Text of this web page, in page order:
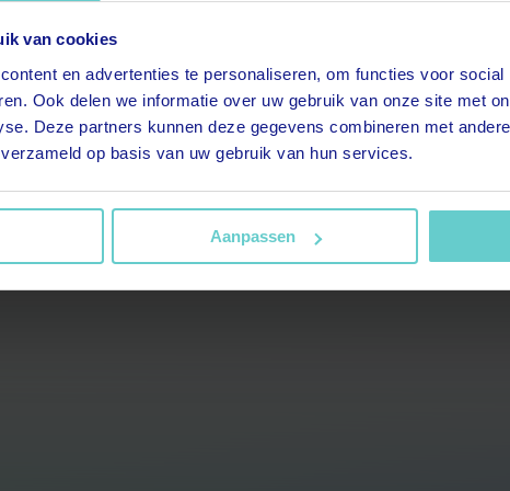
van cookies
en advertenties te personaliseren, om functies voor
Ook delen we informatie over uw gebruik van onze site met
Deze partners kunnen deze gegevens combineren met
op basis van uw gebruik van hun services.
Aanpassen
t.title.replaceAll is not a
function